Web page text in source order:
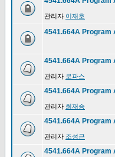
관리자 이재호
4541.664A Program
4541.664A Program
관리자 로파스
4541.664A Program
관리자 최재승
4541.664A Program
관리자 조성근
4541.664A Program